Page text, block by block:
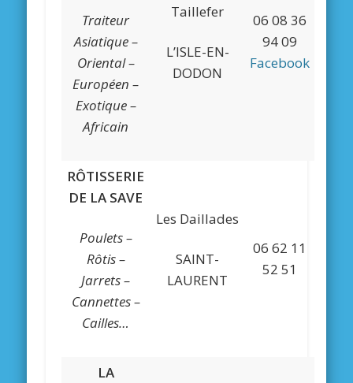
Traiteur
Asiatique –
Oriental –
Européen –
Exotique –
Africain
Taillefer
L’ISLE-EN-
DODON
06 08 36
94 09
Facebook
RÔTISSERIE
DE LA SAVE
Poulets –
Rôtis –
Jarrets –
Cannettes –
Cailles…
Les Daillades
SAINT-
LAURENT
06 62 11
52 51
LA